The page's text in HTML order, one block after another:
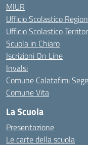
MIUR
Ufficio Scolastico
Ufficio Scolastico
Scuola in Chiaro
Iscrizioni On Line
Invalsi
Comune Calatafimi
Comune Vita
La Scuola
Presentazione
Le carte della scuola